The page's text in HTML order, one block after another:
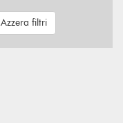
Azzera filtri